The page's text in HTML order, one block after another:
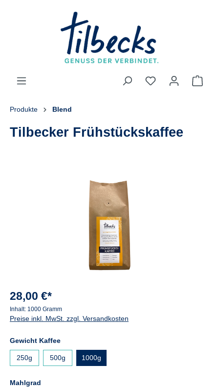
Produkte Blend
Tilbecker Frühstückskaffee
28,00 €*
Inhalt: 1000 Gramm
Preise inkl. MwSt. zzgl. Versandkosten
Gewicht Kaffeeauswählen
250g 500g 1000g
Mahlgrad